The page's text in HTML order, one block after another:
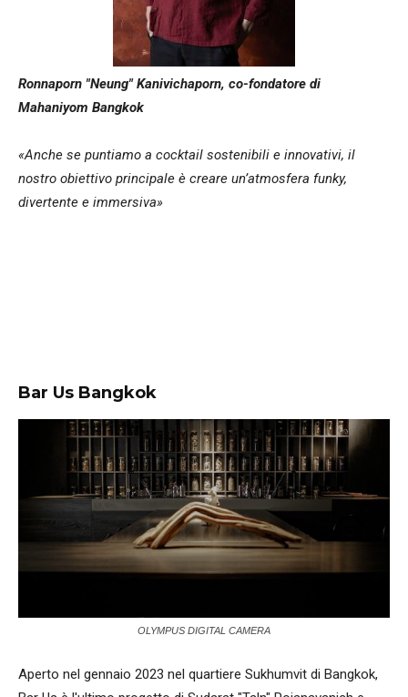
Ronnaporn "Neung" Kanivichaporn, co-fondatore di
Mahaniyom Bangkok
«Anche se puntiamo a cocktail sostenibili e innovativi, il
nostro obiettivo principale è creare un’atmosfera funky,
divertente e immersiva»
Bar Us Bangkok
OLYMPUS DIGITAL CAMERA
Aperto nel gennaio 2023 nel quartiere Sukhumvit di Bangkok,